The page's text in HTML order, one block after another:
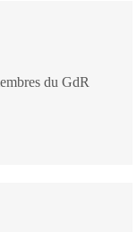
du GdR